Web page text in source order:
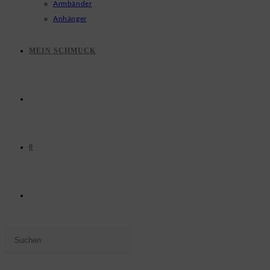
Armbänder
Anhänger
MEIN SCHMUCK
0
SUCHE